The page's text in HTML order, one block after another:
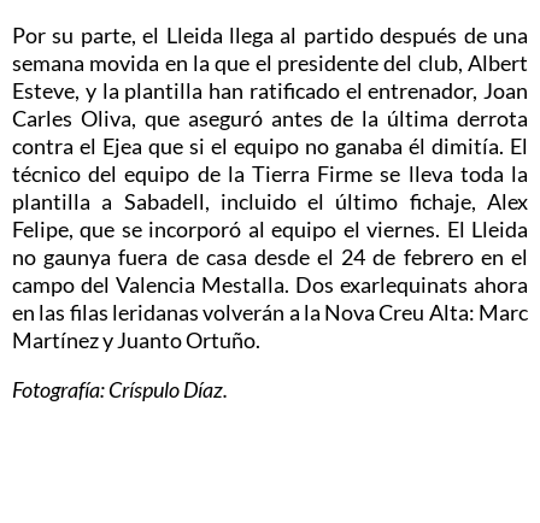
Por su parte, el Lleida llega al partido después de una
semana movida en la que el presidente del club, Albert
Esteve, y la plantilla han ratificado el entrenador, Joan
Carles Oliva, que aseguró antes de la última derrota
contra el Ejea que si el equipo no ganaba él dimitía. El
técnico del equipo de la Tierra Firme se lleva toda la
plantilla a Sabadell, incluido el último fichaje, Alex
Felipe, que se incorporó al equipo el viernes. El Lleida
no gaunya fuera de casa desde el 24 de febrero en el
campo del Valencia Mestalla. Dos exarlequinats ahora
en las filas leridanas volverán a la Nova Creu Alta: Marc
Martínez y Juanto Ortuño.
Fotografía: Críspulo Díaz.